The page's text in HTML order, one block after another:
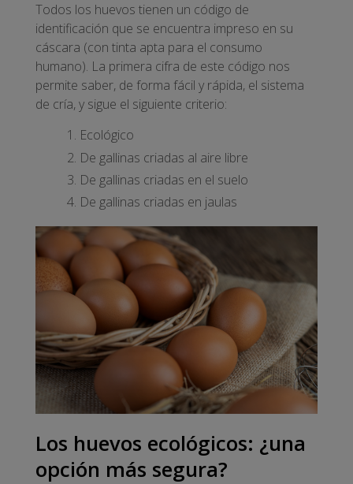
Todos los huevos tienen un código de
identificación que se encuentra impreso en su
cáscara (con tinta apta para el consumo
humano). La primera cifra de este código nos
permite saber, de forma fácil y rápida, el sistema
de cría, y sigue el siguiente criterio:
Ecológico
De gallinas criadas al aire libre
De gallinas criadas en el suelo
De gallinas criadas en jaulas
Los huevos ecológicos: ¿una
opción más segura?